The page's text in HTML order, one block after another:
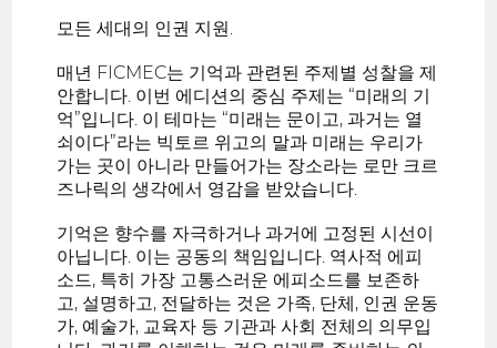
모든 세대의 인권 지원.
매년 FICMEC는 기억과 관련된 주제별 성찰을 제
안합니다. 이번 에디션의 중심 주제는 “미래의 기
억”입니다. 이 테마는 “미래는 문이고, 과거는 열
쇠이다”라는 빅토르 위고의 말과 미래는 우리가
가는 곳이 아니라 만들어가는 장소라는 로만 크르
즈나릭의 생각에서 영감을 받았습니다.
기억은 향수를 자극하거나 과거에 고정된 시선이
아닙니다. 이는 공동의 책임입니다. 역사적 에피
소드, 특히 가장 고통스러운 에피소드를 보존하
고, 설명하고, 전달하는 것은 가족, 단체, 인권 운동
가, 예술가, 교육자 등 기관과 사회 전체의 의무입